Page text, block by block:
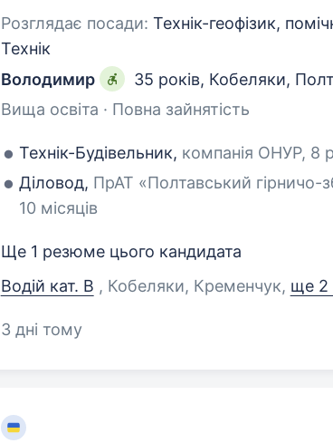
Розглядає посади: Технік-геофізик,
Технік
Володимир
35 років, Кобеляки,
Вища освіта · Повна зайнятість
Технік-Будівельник, компанія ОНУР, 8
Діловод, ПрАТ «Полтавський гірничо-
10 місяців
Ще 1 резюме цього кандидата
Водій кат. В , Кобеляки, Кременчук, ще 2
3 дні тому